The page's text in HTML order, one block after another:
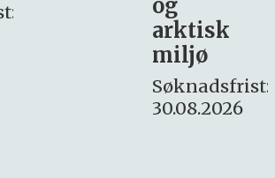
– fast
Søknadsfrist:
16. august.